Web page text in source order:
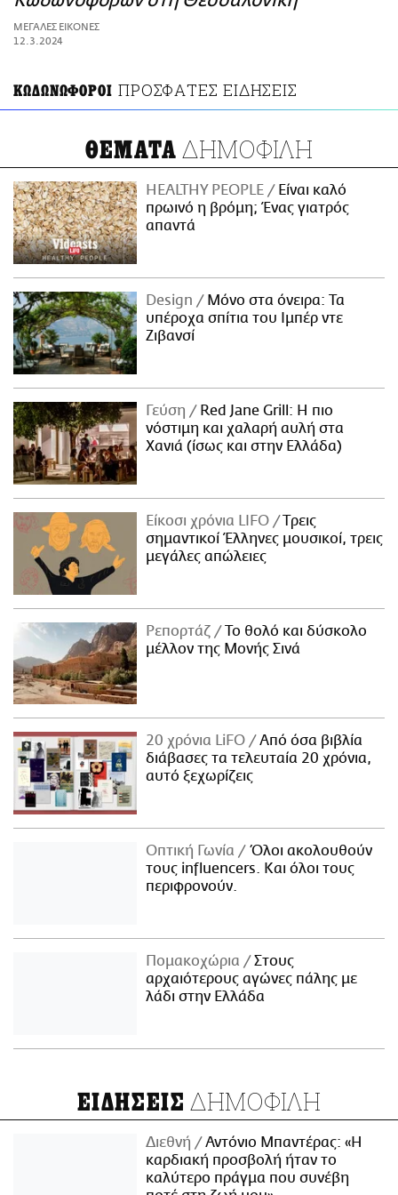
ΑΜΠΑ
PRINT
ΜΕΓΑΛΕΣ ΕΙΚΟΝΕΣ
12.3.2024
ΚΩΔΩΝΩΦΟΡΟΙ ΠΡΟΣΦΑΤΕΣ ΕΙΔΗΣΕΙΣ
ΘΕΜΑΤΑ ΔΗΜΟΦΙΛΗ
HEALTHY PEOPLE
Είναι καλό
πρωινό η βρόμη; Ένας γιατρός
απαντά
Design
Μόνο στα όνειρα: Τα
υπέροχα σπίτια του Ιμπέρ ντε
Ζιβανσί
Γεύση
Red Jane Grill: Η πιο
νόστιμη και χαλαρή αυλή στα
Χανιά (ίσως και στην Ελλάδα)
Είκοσι χρόνια LIFO
Tρεις
σημαντικοί Έλληνες μουσικοί, τρεις
μεγάλες απώλειες
Ρεπορτάζ
Το θολό και δύσκολο
μέλλον της Μονής Σινά
20 χρόνια LiFO
Από όσα βιβλία
διάβασες τα τελευταία 20 χρόνια,
αυτό ξεχωρίζεις
Οπτική Γωνία
Όλοι ακολουθούν
τους influencers. Και όλοι τους
περιφρονούν.
Πομακοχώρια
Στους
αρχαιότερους αγώνες πάλης με
λάδι στην Ελλάδα
ΕΙΔΗΣΕΙΣ ΔΗΜΟΦΙΛΗ
Διεθνή
Αντόνιο Μπαντέρας: «Η
καρδιακή προσβολή ήταν το
καλύτερο πράγμα που συνέβη